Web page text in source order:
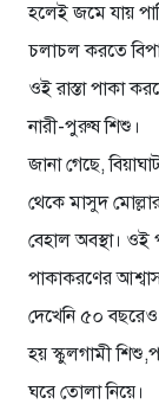
হলেই জমে যায়
চলাচল করতে
ওই রাস্তা পাকা
নারী-পুরুষ শিশু।
জানা গেছে,
থেকে মাসুদ
বেহাল অবস্থা।
পাকাকরণের
দেখেনি ৫০
হয় স্কুলগামী
ঘরে তোলা নিয়ে।